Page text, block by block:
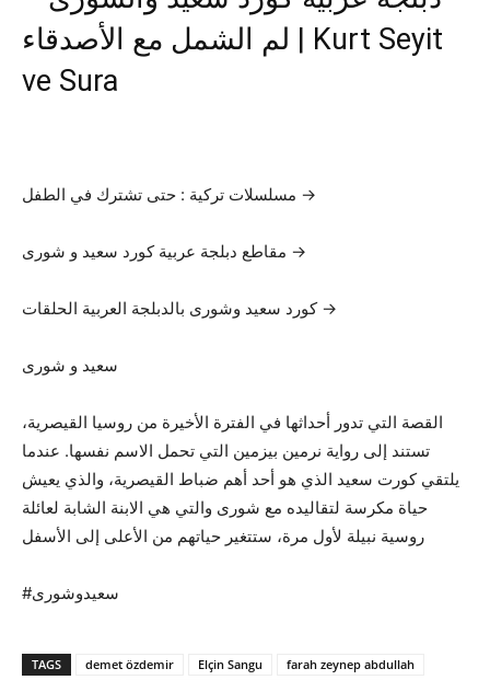
لم الشمل مع الأصدقاء | Kurt Seyit
ve Sura
مسلسلات تركية : حتى تشترك في الطفل →
مقاطع دبلجة عربية كورد سعيد و شورى →
كورد سعيد وشورى بالدبلجة العربية الحلقات →
سعيد و شورى
القصة التي تدور أحداثها في الفترة الأخيرة من روسيا القيصرية،
تستند إلى رواية نرمين بيزمين التي تحمل الاسم نفسها. عندما
يلتقي كورت سعيد الذي هو أحد أهم ضباط القيصرية، والذي يعيش
حياة مكرسة لتقاليده مع شورى والتي هي الابنة الشابة لعائلة
روسية نبيلة لأول مرة، ستتغير حياتهم من الأعلى إلى الأسفل
#سعيدوشورى
TAGS demet özdemir Elçin Sangu
farah zeynep abdullah